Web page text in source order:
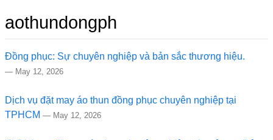
aothundongph
Đồng phục: Sự chuyên nghiệp và bản sắc thương hiệu.
— May 12, 2026
Dịch vụ đặt may áo thun đồng phục chuyên nghiệp tại
TPHCM — May 12, 2026